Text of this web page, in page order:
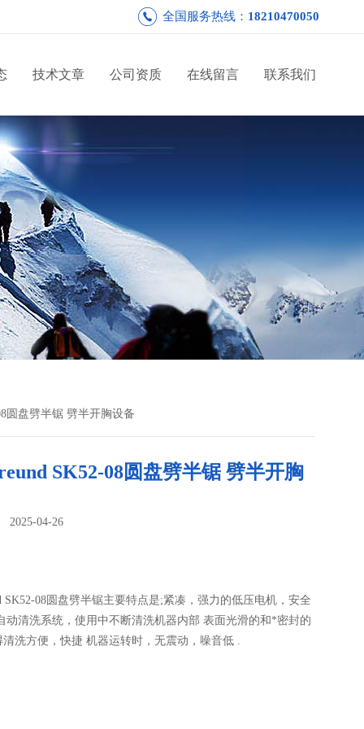
全国服务热线： 18210470050
技术文章 公司资质 在线留言 联系我们
圆盘劈半锯 劈半开胸设备
SK52-08圆盘劈半锯 劈半开胸
2025-04-26
SK52-08圆盘劈半锯主要特点是;紧凑，强力的低压电机，安全
动清洗系统，使用中不断清洗机器内部 表面光滑的和*密封的
清洗方便，快捷 机器运转时，无震动，噪音低 .